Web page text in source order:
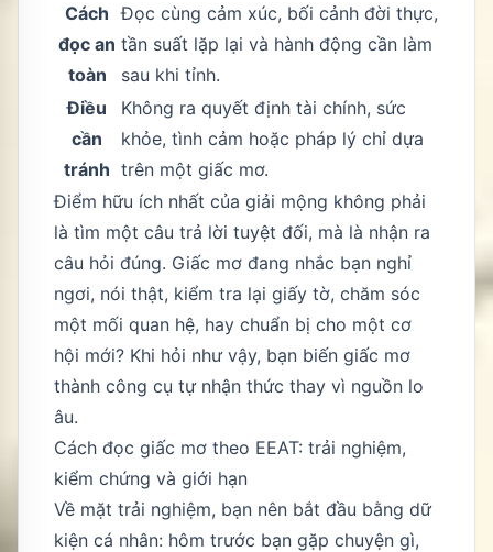
Cách
đọc an
toàn
Đọc cùng cảm xúc, bối cảnh đời thực,
tần suất lặp lại và hành động cần làm
sau khi tỉnh.
Điều
cần
tránh
Không ra quyết định tài chính, sức
khỏe, tình cảm hoặc pháp lý chỉ dựa
trên một giấc mơ.
Điểm hữu ích nhất của giải mộng không phải
là tìm một câu trả lời tuyệt đối, mà là nhận ra
câu hỏi đúng. Giấc mơ đang nhắc bạn nghỉ
ngơi, nói thật, kiểm tra lại giấy tờ, chăm sóc
một mối quan hệ, hay chuẩn bị cho một cơ
hội mới? Khi hỏi như vậy, bạn biến giấc mơ
thành công cụ tự nhận thức thay vì nguồn lo
âu.
Cách đọc giấc mơ theo EEAT: trải nghiệm,
kiểm chứng và giới hạn
Về mặt trải nghiệm, bạn nên bắt đầu bằng dữ
kiện cá nhân: hôm trước bạn gặp chuyện gì,